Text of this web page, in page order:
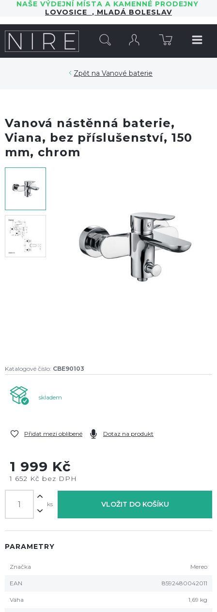
NAŠE VÝDEJNÍ MÍSTA A KAMENNÉ PRODEJNY
LOVOSICE , MLADÁ BOLESLAV
Vanové baterie
Vanová nástěnná baterie,
Viana, bez příslušenství, 150
mm, chrom
Katalogové číslo: CBE90103
skladem
Přidat mezi oblíbené Dotaz na produkt
1 999 Kč
1 652 Kč bez DPH
ks VLOŽIT DO KOŠÍKU
PARAMETRY
Značka Mereo
EAN 8592480042011
Váha 1,69 kg